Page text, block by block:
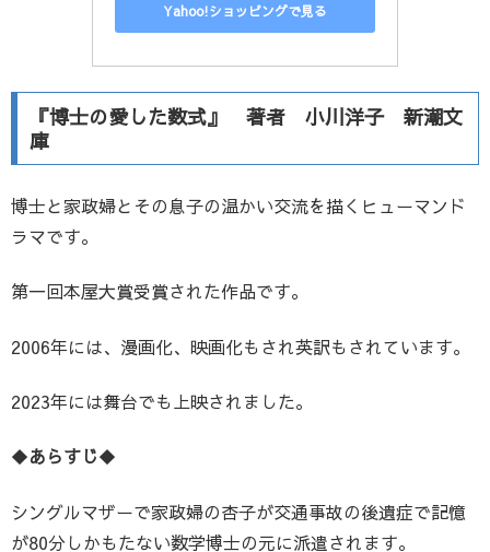
Yahoo!ショッピングで見る
『博士の愛した数式』 著者 小川洋子 新潮文
庫
博士と家政婦とその息子の温かい交流を描くヒューマンド
ラマです。
第一回本屋大賞受賞された作品です。
2006年には、漫画化、映画化もされ英訳もされています。
2023年には舞台でも上映されました。
◆あらすじ◆
シングルマザーで家政婦の杏子が交通事故の後遺症で記憶
が80分しかもたない数学博士の元に派遣されます。